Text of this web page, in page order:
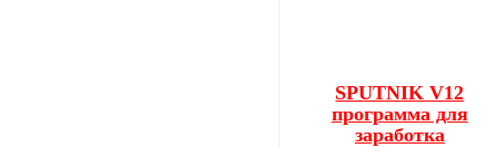
SPUTNIK V12
программа для
заработка